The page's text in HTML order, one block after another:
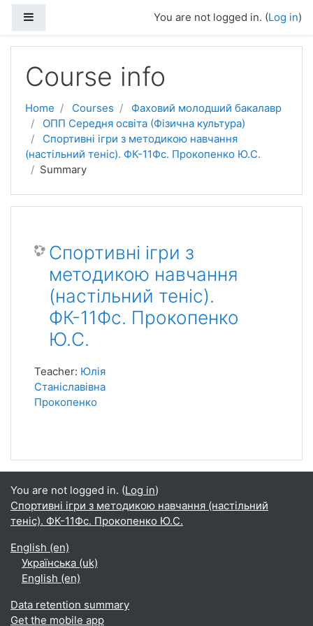
You are not logged in. (Log in)
Course info
Home Courses
Фаховий молодший бакалавр
ОПП Середня освіта (Фізична культура)
Спортивні ігри з методикою навчання
(настільний теніс). ФК-11Фс. Прокопенко Ю.С.
Summary
Спортивні ігри з
методикою навчання
(настільний теніс).
ФК-11Фс. Прокопенко
Ю.С.
Teacher: Юлія
Станіславівна
Прокопенко
You are not logged in. (Log in)
Спортивні ігри з методикою навчання (настільний
теніс). ФК-11Фс. Прокопенко Ю.С.
English ‎(en)‎
Українська ‎(uk)‎
English ‎(en)‎
Data retention summary
Get the mobile app